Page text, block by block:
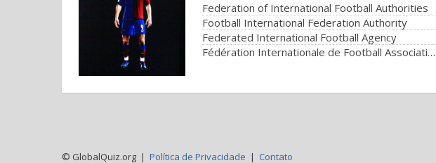
Federation of International Football Authorities
Football International Federation Authority
Federated International Football Agency
Fédération Internationale de Football Association
© GlobalQuiz.org | Política de Privacidade | Contato